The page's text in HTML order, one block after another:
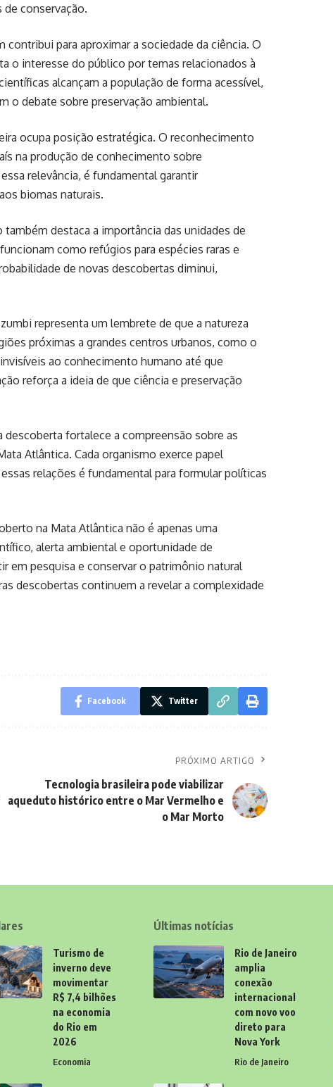
de conservação.
para aproximar a sociedade da ciência. O
o interesse do público por temas relacionados à
alcançam a população de forma acessível,
o debate sobre preservação ambiental.
ocupa posição estratégica. O reconhecimento
na produção de conhecimento sobre
relevância, é fundamental garantir
biomas naturais.
destaca a importância das unidades de
como refúgios para espécies raras e
de novas descobertas diminui,
representa um lembrete de que a natureza
próximas a grandes centros urbanos, como o
ao conhecimento humano até que
reforça a ideia de que ciência e preservação
fortalece a compreensão sobre as
Atlântica. Cada organismo exerce papel
relações é fundamental para formular políticas
na Mata Atlântica não é apenas uma
alerta ambiental e oportunidade de
em pesquisa e conservar o patrimônio natural
descobertas continuem a revelar a complexidade
Facebook Twitter
PRÓXIMO ARTIGO
Tecnologia brasileira pode viabilizar
aqueduto histórico entre o Mar Vermelho e
o Mar Morto
Turismo de
inverno deve
movimentar
R$ 7,4 bilhões
na economia
do Rio em
2026
Economia
Últimas notícias
Rio de Janeiro
amplia
conexão
internacional
com novo voo
direto para
Nova York
Rio de Janeiro